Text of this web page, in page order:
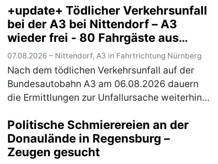
(mehr)
+update+ Tödlicher Verkehrsunfall
bei der A3 bei Nittendorf – A3
wieder frei - 80 Fahrgäste aus
Zügen evakuiert
07.08.2026 – Nittendorf, A3 in Fahrtrichtung Nürnberg
Nach dem tödlichen Verkehrsunfall auf der
Bundesautobahn A3 am 06.08.2026 dauern
die Ermittlungen zur Unfallursache weiterhin
kam der alleinbeteiligte Pkw …(mehr)
Politische Schmierereien an der
Donaulände in Regensburg –
Zeugen gesucht